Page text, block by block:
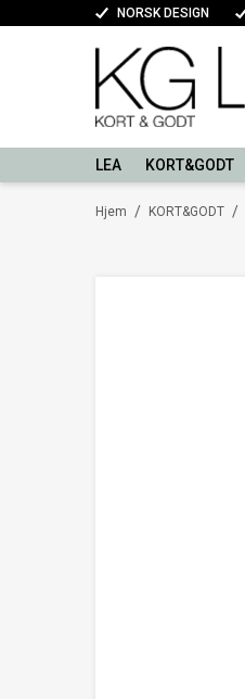
NORSK DESIGN
LEA KORT&GODT
/
Hjem /
KORT&GODT